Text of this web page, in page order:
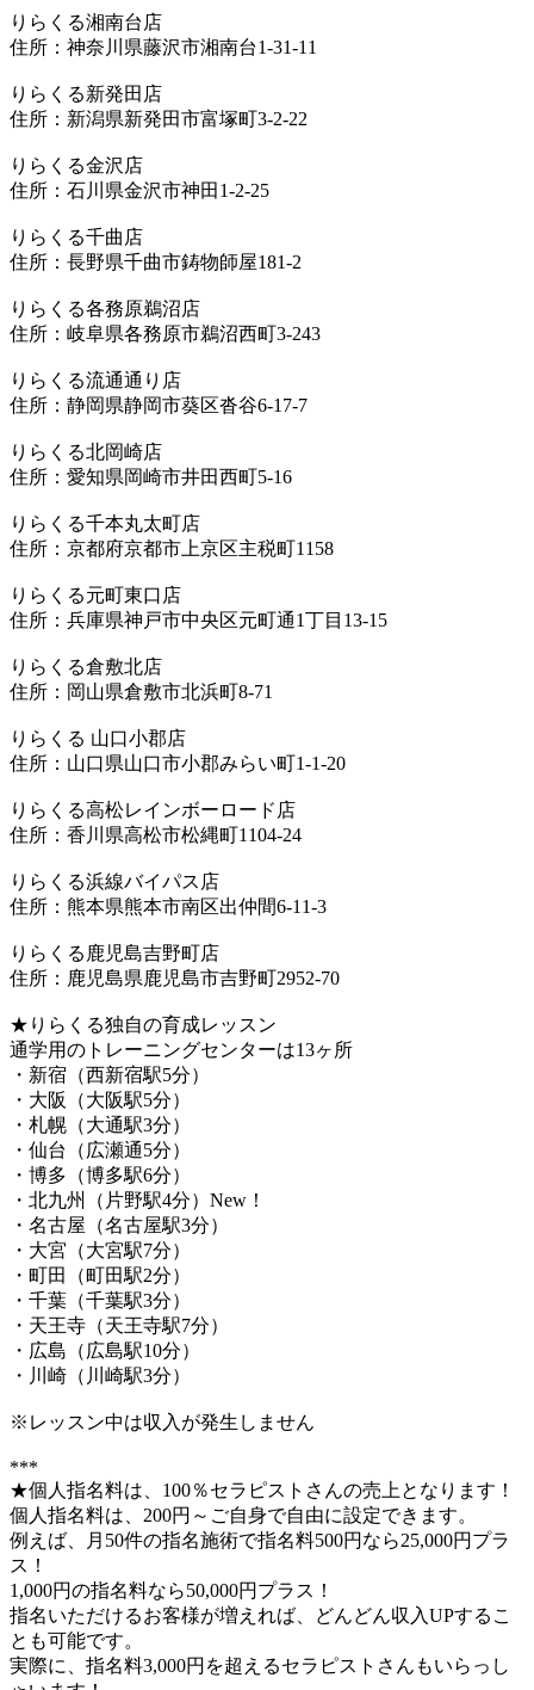
りらくる湘南台店
住所：神奈川県藤沢市湘南台1-31-11
りらくる新発田店
住所：新潟県新発田市富塚町3-2-22
りらくる金沢店
住所：石川県金沢市神田1-2-25
りらくる千曲店
住所：長野県千曲市鋳物師屋181-2
りらくる各務原鵜沼店
住所：岐阜県各務原市鵜沼西町3-243
りらくる流通通り店
住所：静岡県静岡市葵区沓谷6-17-7
りらくる北岡崎店
住所：愛知県岡崎市井田西町5-16
りらくる千本丸太町店
住所：京都府京都市上京区主税町1158
りらくる元町東口店
住所：兵庫県神戸市中央区元町通1丁目13-15
りらくる倉敷北店
住所：岡山県倉敷市北浜町8-71
りらくる 山口小郡店
住所：山口県山口市小郡みらい町1-1-20
りらくる高松レインボーロード店
住所：香川県高松市松縄町1104-24
りらくる浜線バイパス店
住所：熊本県熊本市南区出仲間6-11-3
りらくる鹿児島吉野町店
住所：鹿児島県鹿児島市吉野町2952-70
★りらくる独自の育成レッスン
通学用のトレーニングセンターは13ヶ所
・新宿（西新宿駅5分）
・大阪（大阪駅5分）
・札幌（大通駅3分）
・仙台（広瀬通5分）
・博多（博多駅6分）
・北九州（片野駅4分）New！
・名古屋（名古屋駅3分）
・大宮（大宮駅7分）
・町田（町田駅2分）
・千葉（千葉駅3分）
・天王寺（天王寺駅7分）
・広島（広島駅10分）
・川崎（川崎駅3分）
※レッスン中は収入が発生しません
***
★個人指名料は、100％セラピストさんの売上となります！
個人指名料は、200円～ご自身で自由に設定できます。
例えば、月50件の指名施術で指名料500円なら25,000円プラ
ス！
1,000円の指名料なら50,000円プラス！
指名いただけるお客様が増えれば、どんどん収入UPするこ
とも可能です。
実際に、指名料3,000円を超えるセラピストさんもいらっし